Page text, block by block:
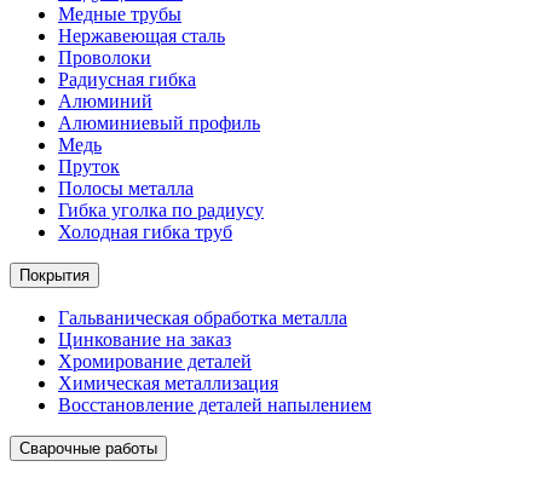
Медные трубы
Нержавеющая сталь
Проволоки
Радиусная гибка
Алюминий
Алюминиевый профиль
Медь
Пруток
Полосы металла
Гибка уголка по радиусу
Холодная гибка труб
Покрытия
Гальваническая обработка металла
Цинкование на заказ
Хромирование деталей
Химическая металлизация
Восстановление деталей напылением
Сварочные работы